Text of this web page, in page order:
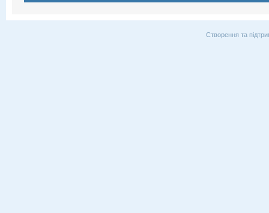
Створення та